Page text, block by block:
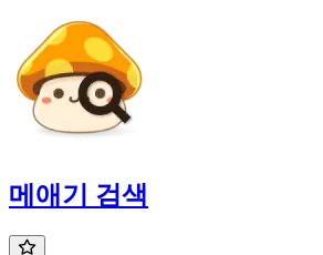
메애기 검색